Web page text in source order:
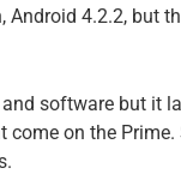
Android 4.2.2, but
software but it
on the Prime.